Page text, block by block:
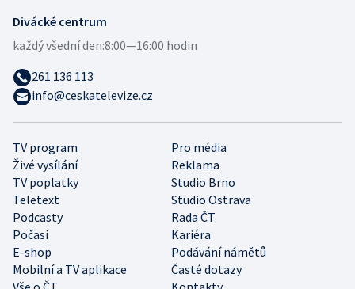
TV program
Pro média
Živé vysílání
Reklama
TV poplatky
Studio Brno
Teletext
Studio Ostrava
Podcasty
Rada ČT
Počasí
Kariéra
E-shop
Podávání námětů
Mobilní a TV aplikace
Časté dotazy
Divácké centrum
každý všední den:8:00—16:00 hodin
261 136 113
info@ceskatelevize.cz